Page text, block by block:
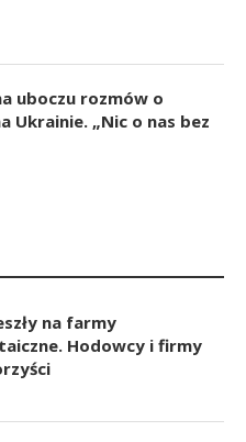
uboczu rozmów o
Ukrainie. „Nic o nas bez
na farmy
Hodowcy i firmy